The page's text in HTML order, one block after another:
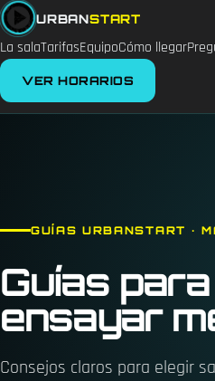
URBANSTART
La salaTarifasEquipoCómo llegar
VER HORARIOS
GUÍAS URBANSTART ·
Guías para
ensayar
Consejos claros para elegir